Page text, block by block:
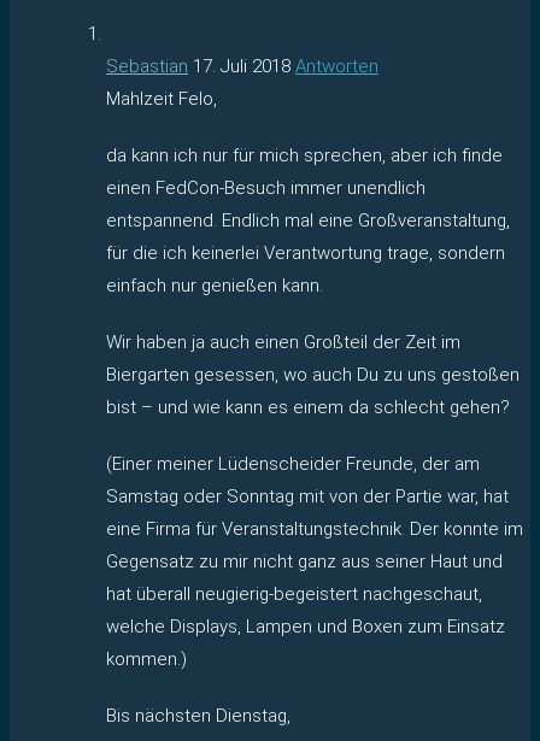
Sebastian 17. Juli 2018 Antworten
Mahlzeit Felo,
da kann ich nur für mich sprechen, aber ich finde
einen FedCon-Besuch immer unendlich
entspannend. Endlich mal eine Großveranstaltung,
für die ich keinerlei Verantwortung trage, sondern
einfach nur genießen kann.
Wir haben ja auch einen Großteil der Zeit im
Biergarten gesessen, wo auch Du zu uns gestoßen
bist – und wie kann es einem da schlecht gehen?
(Einer meiner Lüdenscheider Freunde, der am
Samstag oder Sonntag mit von der Partie war, hat
eine Firma für Veranstaltungstechnik. Der konnte im
Gegensatz zu mir nicht ganz aus seiner Haut und
hat überall neugierig-begeistert nachgeschaut,
welche Displays, Lampen und Boxen zum Einsatz
kommen.)
Bis nächsten Dienstag,